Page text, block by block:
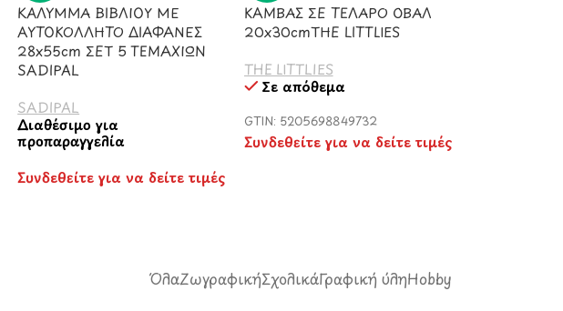
ΚΑΛΥΜΜΑ ΒΙΒΛΙΟΥ ΜΕ
ΑΥΤΟΚΟΛΛΗΤΟ ΔΙΑΦΑΝΕΣ
28x55cm ΣΕΤ 5 ΤΕΜΑΧΙΩΝ
SADIPAL
SADIPAL
Διαθέσιμο για
προπαραγγελία
Συνδεθείτε για να δείτε τιμές
ΚΑΜΒΑΣ ΣΕ ΤΕΛΑΡΟ ΟΒΑΛ
20x30cmΤΗΕ LITTLIES
THE LITTLIES
Σε απόθεμα
GTIN: 5205698849732
Συνδεθείτε για να δείτε τιμές
ΌλαΖωγραφικήΣχολικάΓραφική ύληHobby